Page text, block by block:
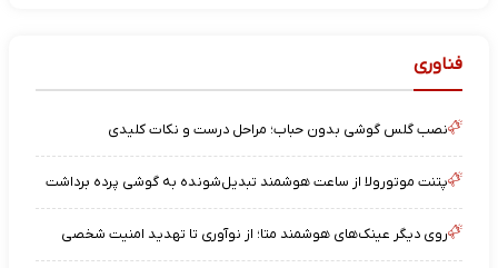
فناوری
نصب گلس گوشی بدون حباب؛ مراحل درست و نکات کلیدی
پتنت موتورولا از ساعت هوشمند تبدیل‌شونده به گوشی پرده برداشت
روی دیگر عینک‌های هوشمند متا؛ از نوآوری تا تهدید امنیت شخصی